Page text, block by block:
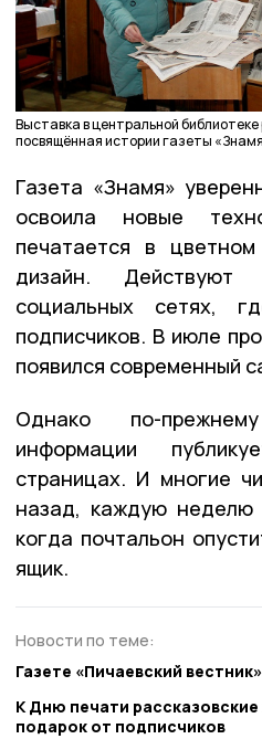
Выставка в центральной библиотеке
посвящённая истории газеты
Газета «Знамя»
освоила новые
печатается в
дизайн.
социальных сетях,
подписчиков. В июле
появился современный
Однако по-
информации
страницах. И многие
назад, каждую неделю
когда почтальон
ящик.
Новости по теме:
Газете «Пичаевский
К Дню печати
подарок от подписчиков